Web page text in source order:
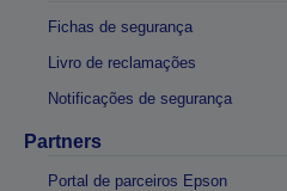
Fichas de segurança
Livro de reclamações
Notificações de segurança
Partners
Portal de parceiros Epson